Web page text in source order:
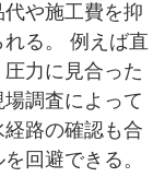
や施工費を抑
る。 例えば直
力に見合った
調査によって
路の確認も合
回避できる。